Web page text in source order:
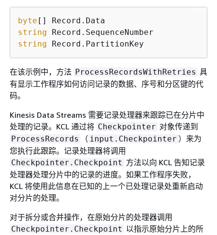
byte
string
string Record.PartitionKey
在该示例中，方法 ProcessRecordsWithRetries 具
有显示工作程序如何访问记录的数据、序号和分区键的代
码。
Kinesis Data Streams 需要记录处理器来跟踪已在分片中
处理的记录。KCL 通过将 Checkpointer 对象传递到
ProcessRecords （ input.Checkpointer ）来为
您执行此跟踪。记录处理器将调用
Checkpointer.Checkpoint 方法以向 KCL 告知记录
处理器处理分片中的记录的进度。如果工作程序失败，
KCL 将使用此信息在已知的上一个已处理记录处重新启动
对分片的处理。
对于拆分或合并操作，在原始分片的处理器调用
Checkpointer.Checkpoint 以指示原始分片上的所